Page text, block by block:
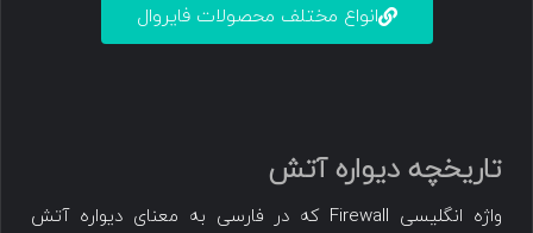
انواع مختلف محصولات فایروال
تاریخچه دیواره آتش
واژه انگلیسی Firewall که در فارسی به معنای دیواره آتش